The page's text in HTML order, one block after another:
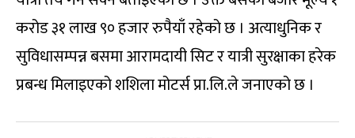
करोड ३१ लाख ९० हजार रुपैयाँ रहेको छ । अत्याधुनिक र
सुविधासम्पन्न बसमा आरामदायी सिट र यात्री सुरक्षाका हरेक
प्रबन्ध मिलाइएको शशिला मोटर्स प्रा.लि.ले जनाएको छ ।